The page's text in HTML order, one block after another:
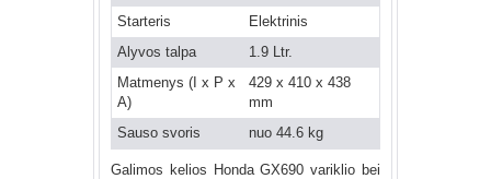
Starteris
Elektrinis
Alyvos talpa
1.9 Ltr.
Matmenys (I x P x
A)
429 x 410 x 438
mm
Sauso svoris
nuo 44.6 kg
Galimos kelios Honda GX690 variklio bei